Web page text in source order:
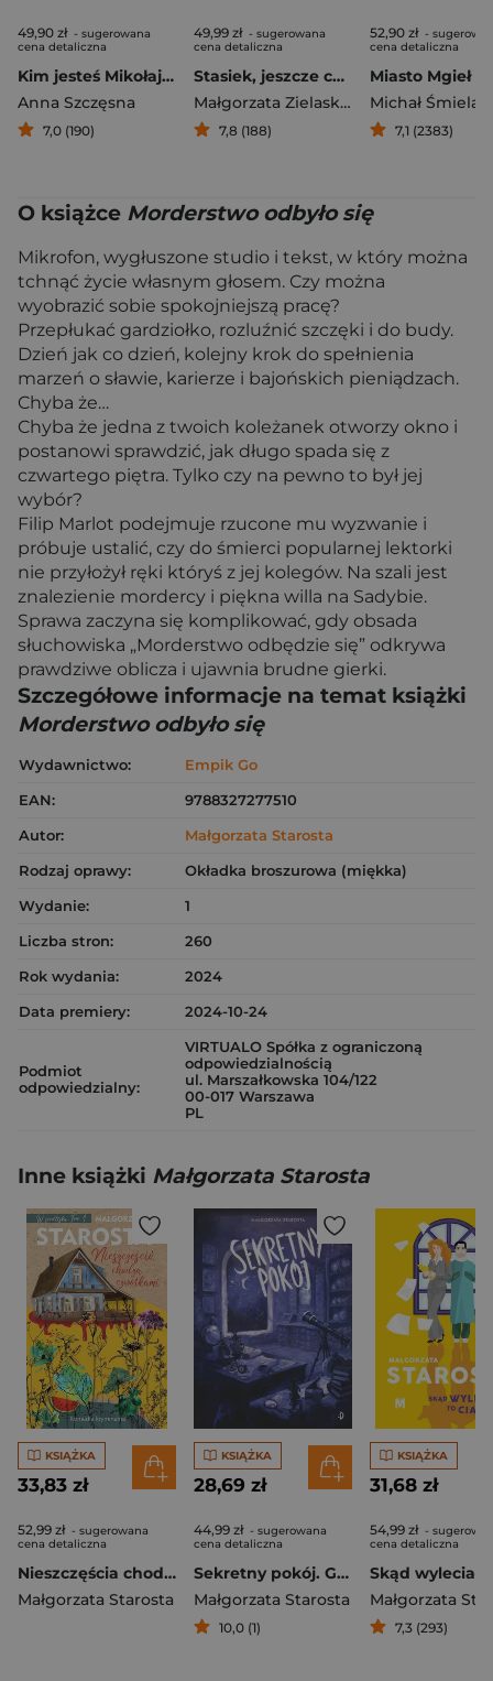
49,90 zł - sugerowana
cena detaliczna
Kim jesteś Mikołaju?
Anna Szczęsna
7,0 (190)
49,99 zł - sugerowana
cena detaliczna
Stasiek, jeszcze chwilkę
Małgorzata Zielaskiewicz
7,8 (188)
52,90 zł -
cena detaliczna
Miasto Mgieł
Michał Śmielak
7,1 (2383)
O książce Morderstwo odbyło się
Mikrofon, wygłuszone studio i tekst, w który można
tchnąć życie własnym głosem. Czy można
wyobrazić sobie spokojniejszą pracę?
Przepłukać gardziołko, rozluźnić szczęki i do budy.
Dzień jak co dzień, kolejny krok do spełnienia
marzeń o sławie, karierze i bajońskich pieniądzach.
Chyba że…
Chyba że jedna z twoich koleżanek otworzy okno i
postanowi sprawdzić, jak długo spada się z
czwartego piętra. Tylko czy na pewno to był jej
wybór?
Filip Marlot podejmuje rzucone mu wyzwanie i
próbuje ustalić, czy do śmierci popularnej lektorki
nie przyłożył ręki któryś z jej kolegów. Na szali jest
znalezienie mordercy i piękna willa na Sadybie.
Sprawa zaczyna się komplikować, gdy obsada
słuchowiska „Morderstwo odbędzie się” odkrywa
prawdziwe oblicza i ujawnia brudne gierki.
Szczegółowe informacje na temat książki
Morderstwo odbyło się
Wydawnictwo:
Empik Go
EAN:
9788327277510
Autor:
Małgorzata Starosta
Rodzaj oprawy:
Okładka broszurowa (miękka)
Wydanie:
1
Liczba stron:
260
Rok wydania:
2024
Data premiery:
2024-10-24
Podmiot
odpowiedzialny:
VIRTUALO Spółka z ograniczoną
odpowiedzialnością
ul. Marszałkowska 104/122
00-017 Warszawa
PL
Inne książki Małgorzata Starosta
KSIĄŻKA
33,83 zł
52,99 zł - sugerowana
cena detaliczna
Nieszczęścia chodzą czwórkami. W siedlisku. Tom 4
Małgorzata Starosta
KSIĄŻKA
28,69 zł
44,99 zł - sugerowana
cena detaliczna
Sekretny pokój. Godzina czarów
Małgorzata Starosta
10,0 (1)
KSIĄŻKA
31,68 zł
54,99 zł -
cena detaliczna
Małgorzata
7,3 (293)